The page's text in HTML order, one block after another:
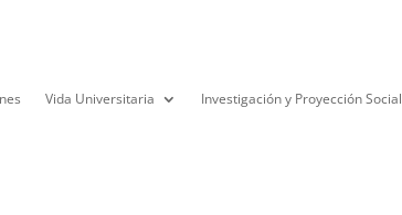
Vida Universitaria Investigación y Proyección Social